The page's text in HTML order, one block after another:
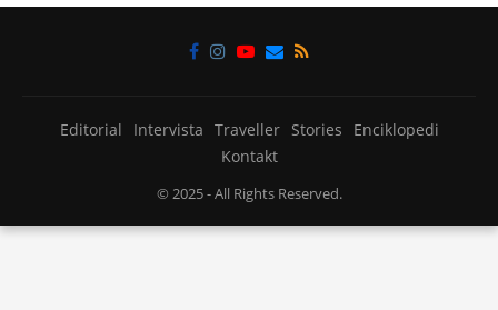
Editorial Intervista Traveller Stories
Enciklopedi
Kontakt
© 2025- All Rights Reserved.